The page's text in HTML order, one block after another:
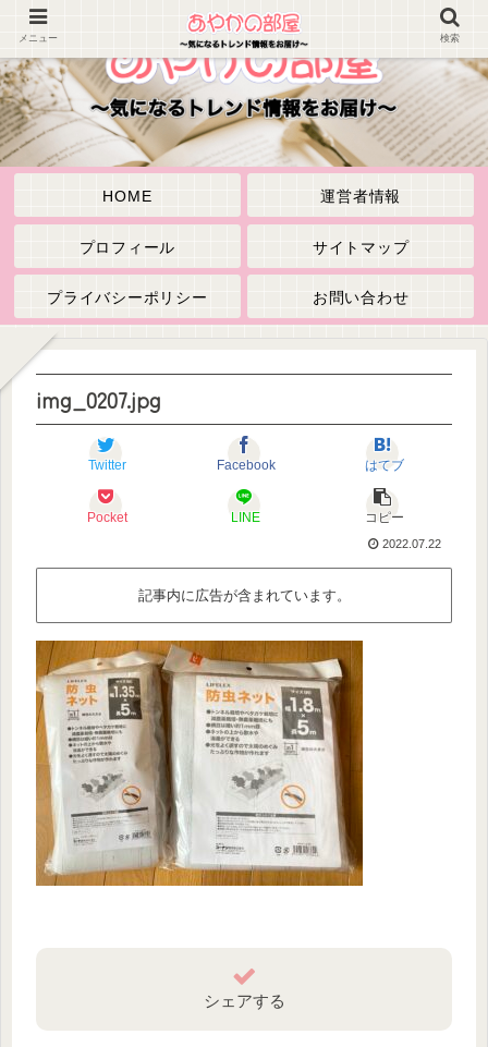
HOME 運営者情報
プロフィール サイトマップ
プライバシーポリシー お問い合わせ
img_0207.jpg
Twitter Facebook はてブ
Pocket LINE コピー
2022.07.22
記事内に広告が含まれています。
シェアする
メニュー 検索